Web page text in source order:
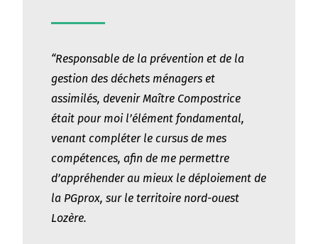
“Responsable de la prévention et de la
gestion des déchets ménagers et
assimilés, devenir Maître Compostrice
était pour moi l’élément fondamental,
venant compléter le cursus de mes
compétences, afin de me permettre
d’appréhender au mieux le déploiement de
la PGprox, sur le territoire nord-ouest
Lozère.